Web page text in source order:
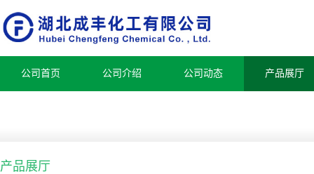
公司首页 公司介绍 公司动态 产品展厅
产品展厅